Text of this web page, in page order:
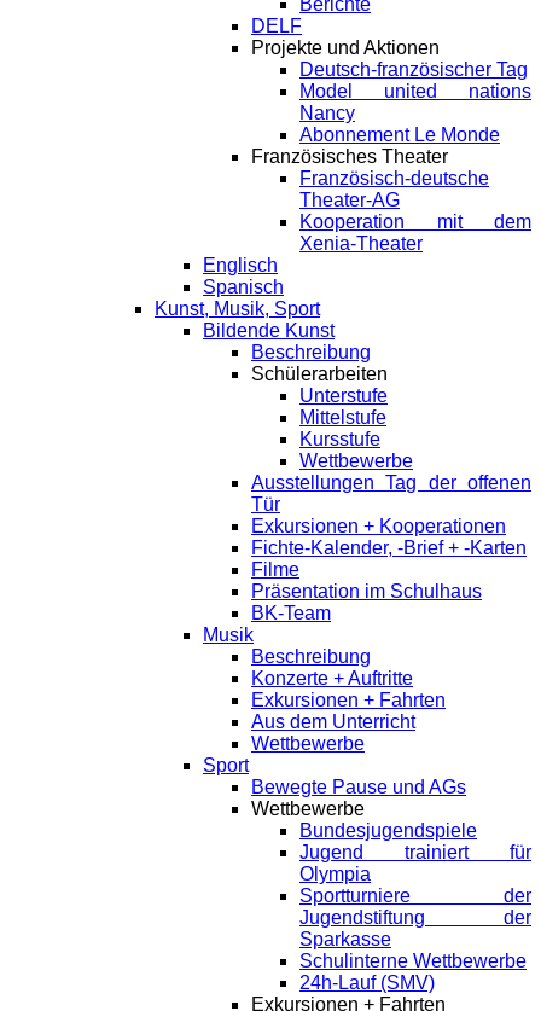
Berichte
DELF
Projekte und Aktionen
Deutsch-französischer Tag
Model united nations
Nancy
Abonnement Le Monde
Französisches Theater
Französisch-deutsche
Theater-AG
Kooperation mit dem
Xenia-Theater
Englisch
Spanisch
Kunst, Musik, Sport
Bildende Kunst
Beschreibung
Schülerarbeiten
Unterstufe
Mittelstufe
Kursstufe
Wettbewerbe
Ausstellungen Tag der offenen
Tür
Exkursionen + Kooperationen
Fichte-Kalender, -Brief + -Karten
Filme
Präsentation im Schulhaus
BK-Team
Musik
Beschreibung
Konzerte + Auftritte
Exkursionen + Fahrten
Aus dem Unterricht
Wettbewerbe
Sport
Bewegte Pause und AGs
Wettbewerbe
Bundesjugendspiele
Jugend trainiert für
Olympia
Sportturniere der
Jugendstiftung der
Sparkasse
Schulinterne Wettbewerbe
24h-Lauf (SMV)
Exkursionen + Fahrten